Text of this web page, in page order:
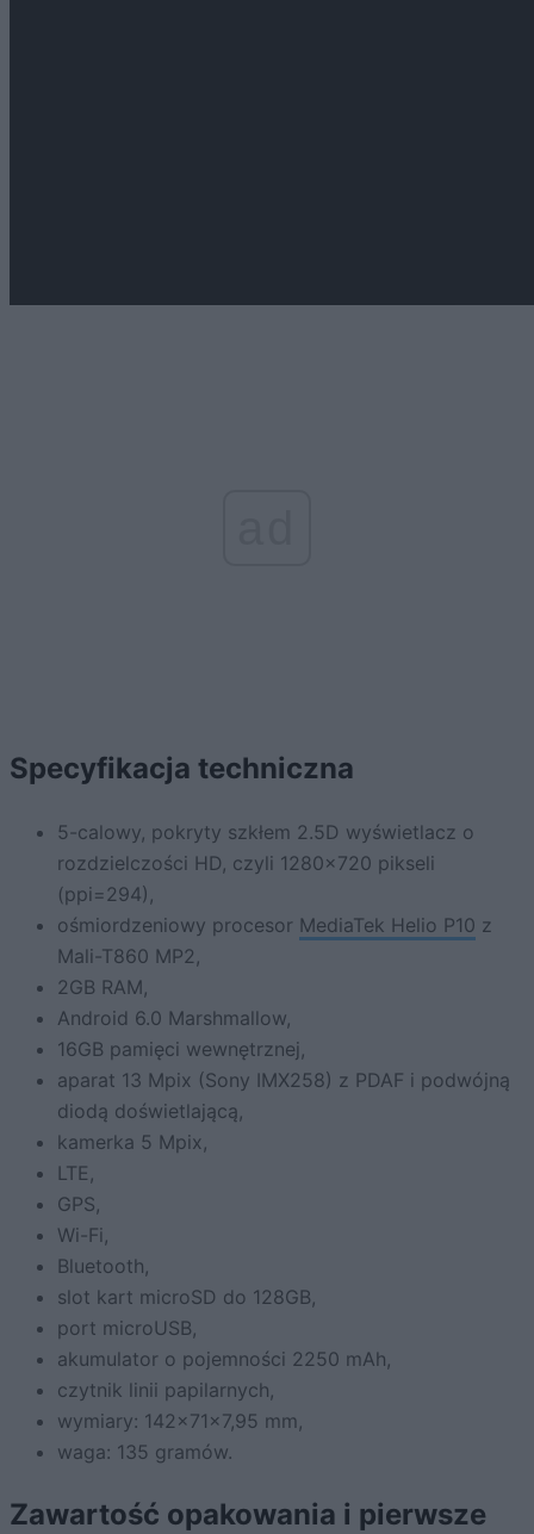
Specyfikacja techniczna
5-calowy, pokryty szkłem 2.5D wyświetlacz o
rozdzielczości HD, czyli 1280×720 pikseli
(ppi=294),
ośmiordzeniowy procesor MediaTek Helio P10 z
Mali-T860 MP2,
2GB RAM,
Android 6.0 Marshmallow,
16GB pamięci wewnętrznej,
aparat 13 Mpix (Sony IMX258) z PDAF i podwójną
diodą doświetlającą,
kamerka 5 Mpix,
LTE,
GPS,
Wi-Fi,
Bluetooth,
slot kart microSD do 128GB,
port microUSB,
akumulator o pojemności 2250 mAh,
czytnik linii papilarnych,
wymiary: 142x71x7,95 mm,
waga: 135 gramów.
Zawartość opakowania i pierwsze